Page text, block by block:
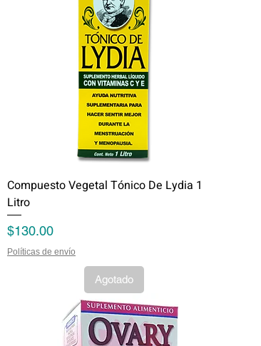
Compuesto Vegetal Tónico De Lydia 1
Litro
Precio
$130.00
Políticas de envío
Agotado